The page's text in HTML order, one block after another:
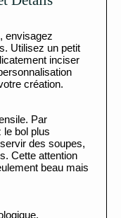
envisagez
Utilisez un petit
inciser
création.
Par
le bol plus
des soupes,
Cette attention
beau mais